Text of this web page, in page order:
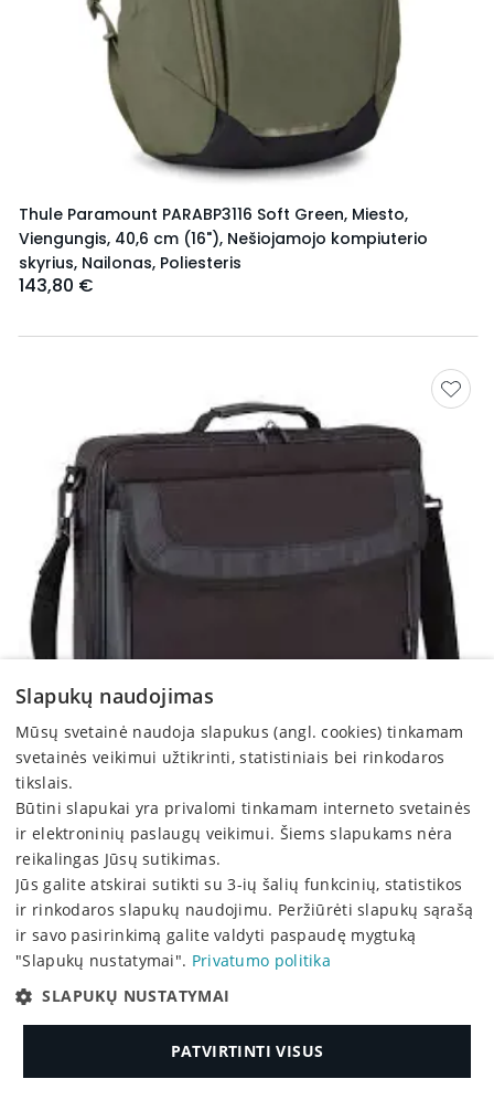
Thule Paramount PARABP3116 Soft Green, Miesto,
Viengungis, 40,6 cm (16"), Nešiojamojo kompiuterio
skyrius, Nailonas, Poliesteris
143,80 €
DELL Classic, Portfelis, 39,6 cm (15,6"), diržas per petį,
630 g
23,05 €
Slapukų naudojimas
Mūsų svetainė naudoja slapukus (angl. cookies) tinkamam
svetainės veikimui užtikrinti, statistiniais bei rinkodaros
tikslais.
Būtini slapukai yra privalomi tinkamam interneto svetainės
ir elektroninių paslaugų veikimui. Šiems slapukams nėra
reikalingas Jūsų sutikimas.
Jūs galite atskirai sutikti su 3-ių šalių funkcinių, statistikos
ir rinkodaros slapukų naudojimu. Peržiūrėti slapukų sąrašą
ir savo pasirinkimą galite valdyti paspaudę mygtuką
"Slapukų nustatymai". Privatumo politika
SLAPUKŲ NUSTATYMAI
PATVIRTINTI VISUS